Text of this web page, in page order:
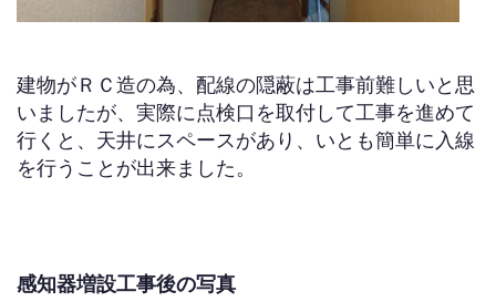
建物がＲＣ造の為、配線の隠蔽は工事前難しいと思
いましたが、実際に点検口を取付して工事を進めて
行くと、天井にスペースがあり、いとも簡単に入線
を行うことが出来ました。
感知器増設工事後の写真